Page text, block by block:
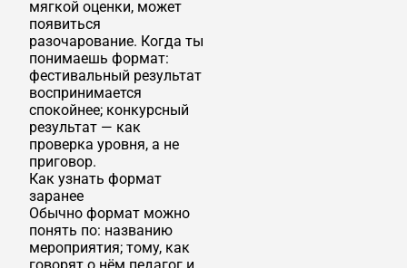
мягкой оценки, может
появиться
разочарование. Когда ты
понимаешь формат:
фестивальный результат
воспринимается
спокойнее; конкурсный
результат — как
проверка уровня, а не
приговор.
Как узнать формат
заранее
Обычно формат можно
понять по: названию
мероприятия; тому, как